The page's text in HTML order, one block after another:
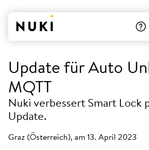
Update für Auto
MQTT
Nuki verbessert Smart Lock
Update.
Graz (Österreich), am 13. April 2023